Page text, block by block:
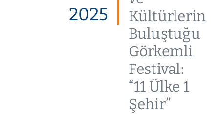
2025
Kültürlerin
Buluştuğu
Görkemli
Festival:
“11 Ülke 1
Şehir”